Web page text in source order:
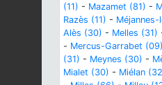
(11) - Mazamet (81) -
Razès (11) -
Alès (30) - Melles (31)
- Mercus-Garrabet (09)
(31) - Meynes (30) -
Mialet (30) - Miélan